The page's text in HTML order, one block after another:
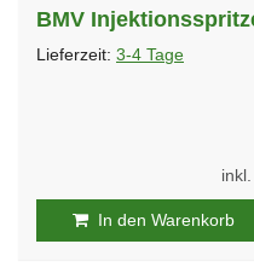
BMV
Lieferzeit: 3-4 Tage
In den Warenkorb